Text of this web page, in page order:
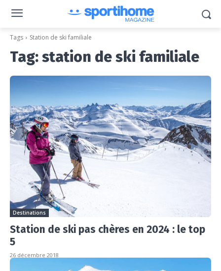
Tags Station de ski familiale
Tag:station de ski familiale
Destinations
Station de ski pas chères en 2024 : le top
5
26 décembre 2018